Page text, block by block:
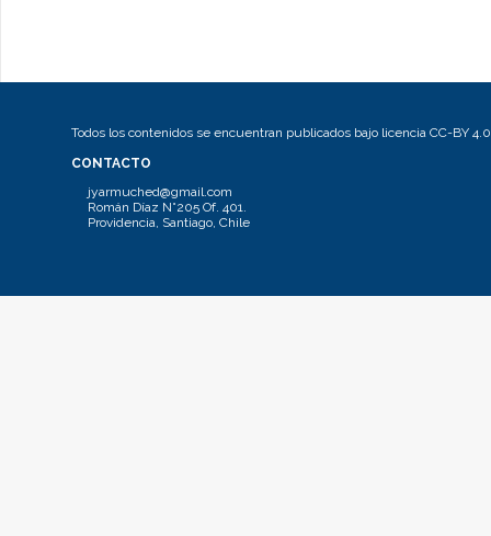
Todos los contenidos se encuentran publicados bajo licencia CC-BY 4.0
CONTACTO
jyarmuched@gmail.com
Román Díaz N°205 Of. 401.
Providencia, Santiago, Chile